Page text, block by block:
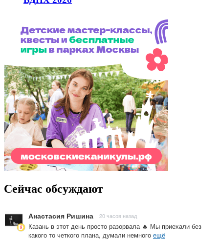
Сейчас обсуждают
Анастасия Ришина 20 часов назад
Казань в этот день просто разорвала 🔥 Мы приехали без
какого то четкого плана, думали немного ещё